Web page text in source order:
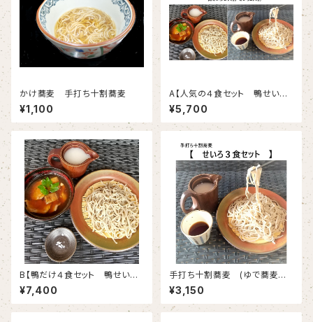
かけ蕎麦 手打ち十割蕎麦
¥1,100
A【人気の４食セット 鴨せいろ
２人前・せいろ２人前】
¥5,700
B【鴨だけ４食セット 鴨せいろ
４人前】
¥7,400
手打ち十割蕎麦 (ゆで蕎麦冷
凍)3人前 蕎麦つゆ、そば湯付
き
¥3,150